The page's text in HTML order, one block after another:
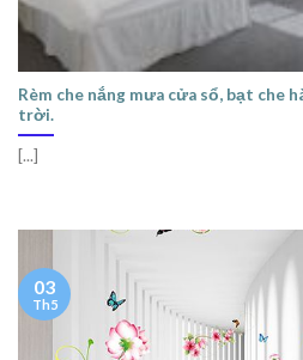
Rèm che nắng mưa cửa sổ, bạt che
trời.
[...]
03
Th5